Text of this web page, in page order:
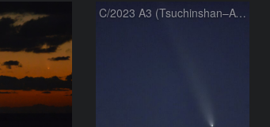
C/2023 A3 (Tsuchinshan–ATLAS)